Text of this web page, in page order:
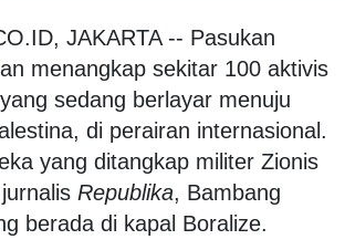
JAKARTA -- Pasukan
menangkap sekitar 100 aktivis
sedang berlayar menuju
di perairan internasional.
yang ditangkap militer Zionis
Republika, Bambang
berada di kapal Boralize.